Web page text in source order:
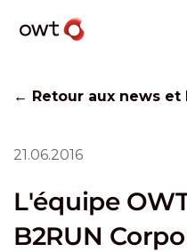
← Retour aux news
21.06.2016
L'équipe
B2RUN